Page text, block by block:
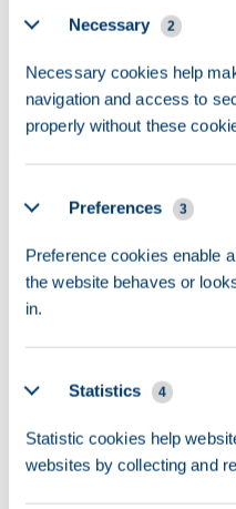
Necessary
2
Necessary cookies help
navigation and access to
properly without these
Preferences 3
Preference cookies enable
the website behaves or
in.
Statistics 4
Statistic cookies help
websites by collecting and
Conímbriga: En
lokalitet 20 minutter
og et museum gør det
Leitão da Bairrada:
Restauranter i
dem ved klostre og
Studenterkantiner:
serverer fulde